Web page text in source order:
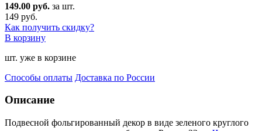
149.00 руб. за шт.
149 руб.
Как получить скидку?
В корзину
шт. уже в корзине
Способы оплаты Доставка по России
Описание
Подвесной фольгированный декор в виде зеленого круглого